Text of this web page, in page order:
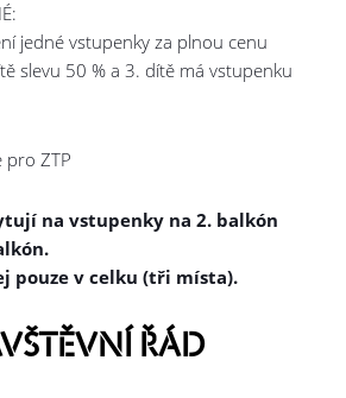
jedné vstupenky za plnou cenu
slevu 50 % a 3. dítě má vstupenku
pro ZTP
na vstupenky na 2. balkón
pouze v celku (tři místa).
ŘÁD